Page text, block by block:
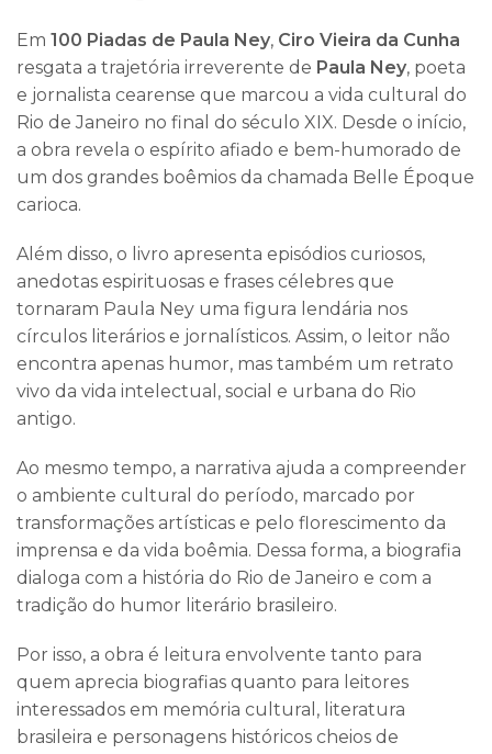
Em 100 Piadas de Paula Ney, Ciro Vieira da Cunha
resgata a trajetória irreverente de Paula Ney, poeta
e jornalista cearense que marcou a vida cultural do
Rio de Janeiro no final do século XIX. Desde o início,
a obra revela o espírito afiado e bem-humorado de
um dos grandes boêmios da chamada Belle Époque
carioca.
Além disso, o livro apresenta episódios curiosos,
anedotas espirituosas e frases célebres que
tornaram Paula Ney uma figura lendária nos
círculos literários e jornalísticos. Assim, o leitor não
encontra apenas humor, mas também um retrato
vivo da vida intelectual, social e urbana do Rio
antigo.
Ao mesmo tempo, a narrativa ajuda a compreender
o ambiente cultural do período, marcado por
transformações artísticas e pelo florescimento da
imprensa e da vida boêmia. Dessa forma, a biografia
dialoga com a história do Rio de Janeiro e com a
tradição do humor literário brasileiro.
Por isso, a obra é leitura envolvente tanto para
quem aprecia biografias quanto para leitores
interessados em memória cultural, literatura
brasileira e personagens históricos cheios de